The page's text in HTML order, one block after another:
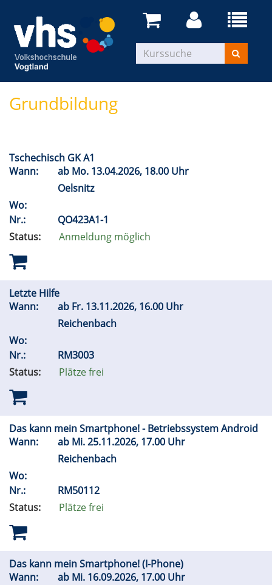
Grundbildung
Tschechisch GK A1
Wann:
ab Mo. 13.04.2026, 18.00 Uhr
Oelsnitz
Wo:
Nr.:
QO423A1-1
Status:
Anmeldung möglich
Letzte Hilfe
Wann:
ab Fr. 13.11.2026, 16.00 Uhr
Reichenbach
Wo:
Nr.:
RM3003
Status:
Plätze frei
Das kann mein Smartphone! - Betriebssystem Android
Wann:
ab Mi.25.11.2026, 17.00 Uhr
Reichenbach
Wo:
Nr.:
RM50112
Status:
Plätze frei
Das kann mein Smartphone! (I-Phone)
Wann:
ab Mi. 16.09.2026, 17.00 Uhr